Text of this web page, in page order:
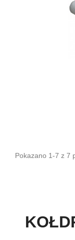
Pokazano 1-7 z 7